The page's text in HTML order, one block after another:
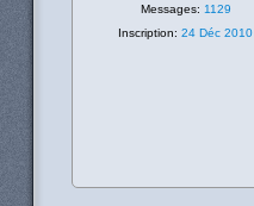
Messages: 1129
Inscription: 24 Déc 2010